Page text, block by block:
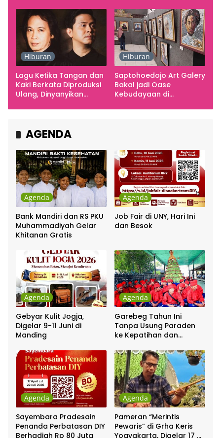
Hiburan
Lagu Ketika Tangan dan
Kaki Berkata Diproduksi
Ulang, Dinyanyikan
Hiburan
Saptohoedojo Art Galery
Bakal jadi Oase
Kebudayaan di
AGENDA
Agenda
Bank Mandiri dan RS PKU
Muhammadiyah Gelar
Khitanan Gratis
Agenda
Job Fair di UNY, Hari Ini
dan Besok
Agenda
Gebyar Kulit Jogja,
Digelar 9-11 Juni di
Manding
Agenda
Garebeg Tahun Ini
Tanpa Usung Paraden
ke Kepatihan dan
Agenda
Sayembara Pradesain
Penanda Perbatasan DIY
Berhadiah Rp 80 Juta
Agenda
Pameran “Merintis
Pewaris” di Grha Keris
Yogyakarta, Digelar 17 –